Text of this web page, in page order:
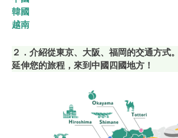
韓國
越南
２．介紹從東京、大阪、福岡的交通方式
延伸您的旅程，來到中國四國地方！